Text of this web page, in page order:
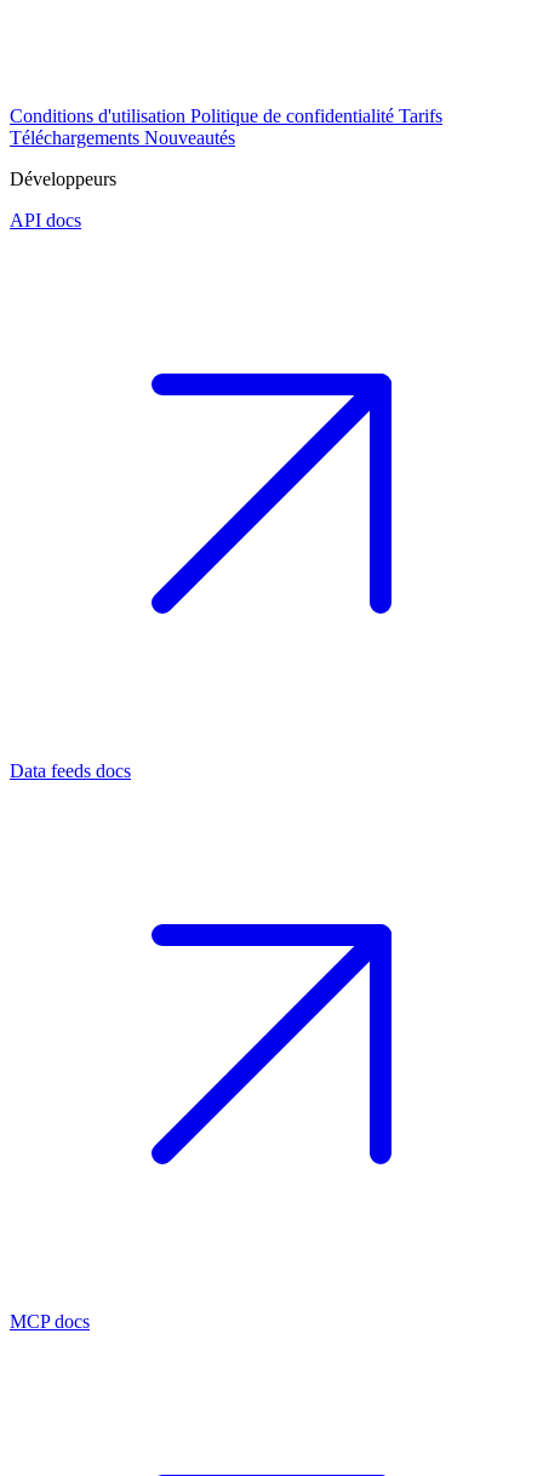
Conditions d'utilisation Politique de confidentialité Tarifs
Téléchargements Nouveautés
Développeurs
API docs
Data feeds docs
MCP docs